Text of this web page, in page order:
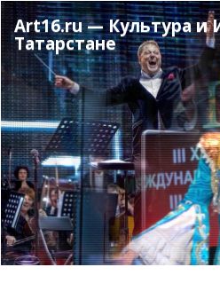
Перейти
к
основному
содержанию
Art16.ru — Культура и
Татарстане